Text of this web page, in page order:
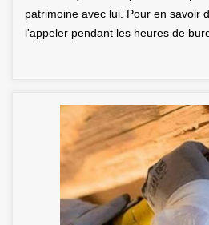
patrimoine avec lui. Pour en savoir
l'appeler pendant les heures de